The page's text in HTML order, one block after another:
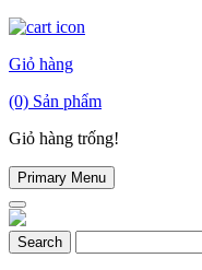
Giỏ hàng
(0) Sản phẩm
Giỏ hàng trống!
Primary Menu